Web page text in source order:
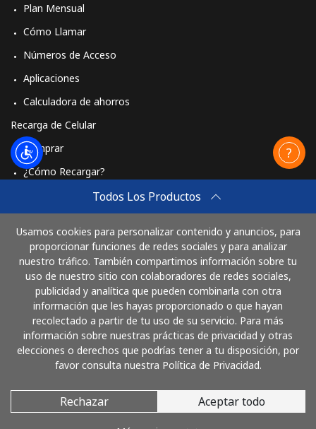
Todos Los Productos
Usamos cookies para personalizar contenido y anuncios, para
proporcionar funciones de redes sociales y para analizar
nuestro tráfico. También compartimos información sobre tu
uso de nuestro sitio con colaboradores de redes sociales,
publicidad y analítica que pueden combinarla con otra
información que les hayas proporcionado o que hayan
recolectado a partir de tu uso de su servicio. Para más
información sobre nuestras prácticas de privacidad y otras
elecciones o derechos que podrías tener a tu disposición, por
favor consulta nuestra Política de Privacidad.
Rechazar Aceptar todo
Plan Mensual
Cómo Llamar
Números de Acceso
Aplicaciones
Calculadora de ahorros
Recarga de Celular
Comprar
¿Cómo Recargar?
Comprar
Cómo funciona
Paga con
© 2026 LlamaEcuador